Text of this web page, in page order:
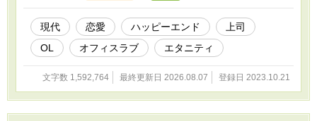
現代 恋愛 ハッピーエンド
上司
OL
オフィスラブ エタニティ
文字数 1,592,764 最終更新日 2026.08.07 登録日 2023.10.21